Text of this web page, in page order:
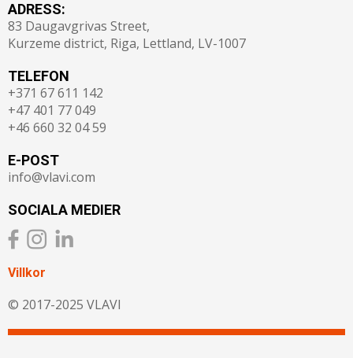
ADRESS:
83 Daugavgrivas Street,
Kurzeme district, Riga, Lettland, LV-1007
TELEFON
+371 67 611 142
+47 401 77 049
+46 660 32 04 59
E-POST
info@vlavi.com
SOCIALA MEDIER
Villkor
© 2017-2025 VLAVI